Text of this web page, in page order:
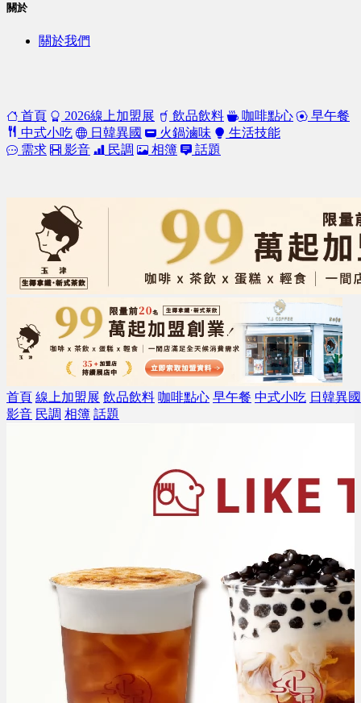
關於
關於我們
首頁 2026線上加盟展 飲品飲料 咖啡點心
早午餐
中式小吃
日韓異國 火鍋滷味
生活技能
需求
影音 民調 相簿 話題
首頁 線上加盟展 飲品飲料 咖啡點心 早午餐 中式小吃 日韓異國
影音 民調 相簿 話題